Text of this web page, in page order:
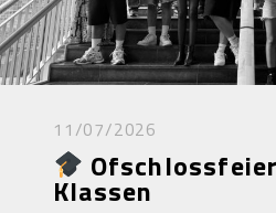
11/07/2026
Klassen